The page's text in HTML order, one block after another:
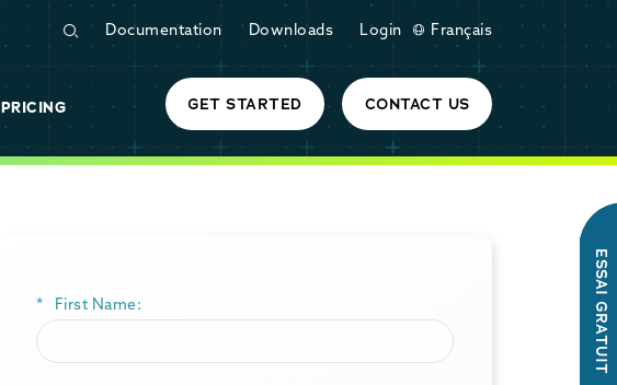
Documentation Downloads Login Français
PRICING GET STARTED CONTACT US
* First Name: ESSAI GRATUIT